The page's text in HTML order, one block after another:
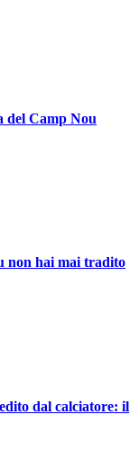
del Camp Nou
non hai mai tradito
dal calciatore: il